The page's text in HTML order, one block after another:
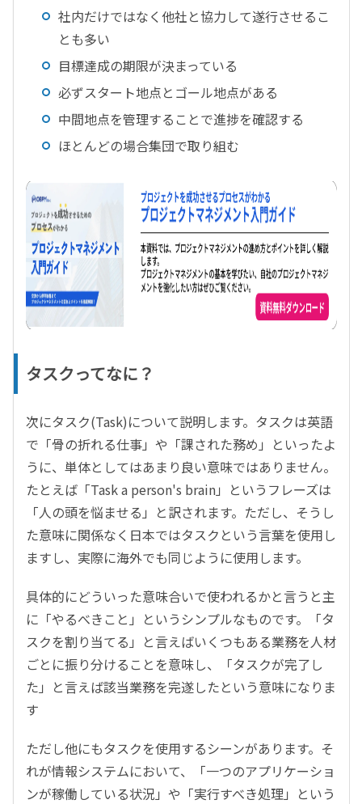
社内だけではなく他社と協力して遂行させるこ
とも多い
目標達成の期限が決まっている
必ずスタート地点とゴール地点がある
中間地点を管理することで進捗を確認する
ほとんどの場合集団で取り組む
タスクってなに？
次にタスク(Task)について説明します。タスクは英語
で「骨の折れる仕事」や「課された務め」といったよ
うに、単体としてはあまり良い意味ではありません。
たとえば「Task a person's brain」というフレーズは
「人の頭を悩ませる」と訳されます。ただし、そうし
た意味に関係なく日本ではタスクという言葉を使用し
ますし、実際に海外でも同じように使用します。
具体的にどういった意味合いで使われるかと言うと主
に「やるべきこと」というシンプルなものです。「タ
スクを割り当てる」と言えばいくつもある業務を人材
ごとに振り分けることを意味し、「タスクが完了し
た」と言えば該当業務を完遂したという意味になりま
す
ただし他にもタスクを使用するシーンがあります。そ
れが情報システムにおいて、「一つのアプリケーショ
ンが稼働している状況」や「実行すべき処理」という